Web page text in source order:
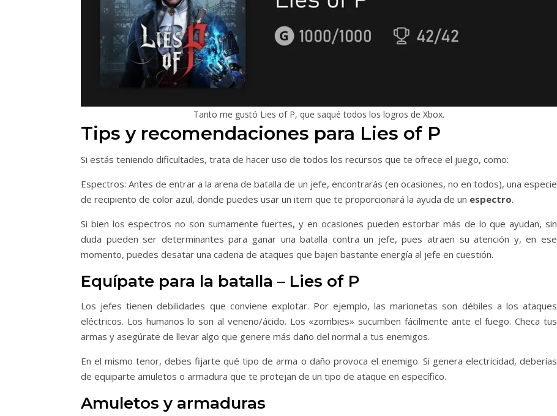
Tanto me gustó Lies of P, que saqué todos los logros de Xbox.
Tips y recomendaciones para Lies of P
Si estás teniendo dificultades, trata de hacer uso de todos los recursos que te ofrece el juego, como:
Espectros: Antes de entrar a la arena de batalla de un jefe, encontrarás (en ocasiones, no en todos), una especie
de recipiento de color azul, donde puedes usar un item que te proporcionará la ayuda de un espectro.
Si bien los espectros no son sumamente fuertes, y en ocasiones pueden estorbar más de lo que ayudan, sin
duda pueden ser determinantes para ganar una batalla contra un jefe, pues atraen su atención y, en ese
momento, puedes desatar una cadena de ataques que bajen bastante energía al jefe en cuestión.
Equípate para la batalla – Lies of P
Los jefes tienen debilidades que conviene explotar. Por ejemplo, las marionetas son débiles a los ataques
eléctricos. Los humanos lo son al veneno/ácido. Los «zombies» sucumben fácilmente ante el fuego. Checa tus
armas y asegúrate de llevar algo que genere más daño del normal a tus enemigos.
En el mismo tenor, debes fijarte qué tipo de arma o daño provoca el enemigo. Si genera electricidad, deberías
de equiparte amuletos o armadura que te protejan de un tipo de ataque en específico.
Amuletos y armaduras